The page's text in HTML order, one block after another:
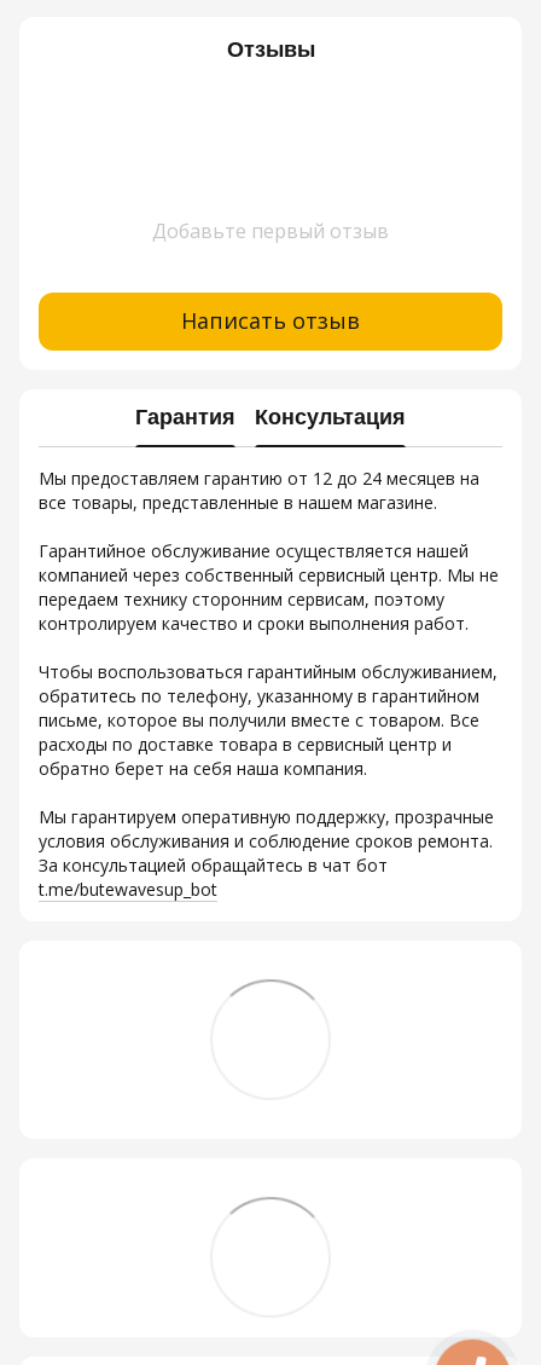
Отзывы
Добавьте первый отзыв
Написать отзыв
Гарантия Консультация
Мы предоставляем гарантию от 12 до 24 месяцев на
все товары, представленные в нашем магазине.
Гарантийное обслуживание осуществляется нашей
компанией через собственный сервисный центр. Мы не
передаем технику сторонним сервисам, поэтому
контролируем качество и сроки выполнения работ.
Чтобы воспользоваться гарантийным обслуживанием,
обратитесь по телефону, указанному в гарантийном
письме, которое вы получили вместе с товаром. Все
расходы по доставке товара в сервисный центр и
обратно берет на себя наша компания.
Мы гарантируем оперативную поддержку, прозрачные
условия обслуживания и соблюдение сроков ремонта.
За консультацией обращайтесь в чат бот
t.me/butewavesup_bot